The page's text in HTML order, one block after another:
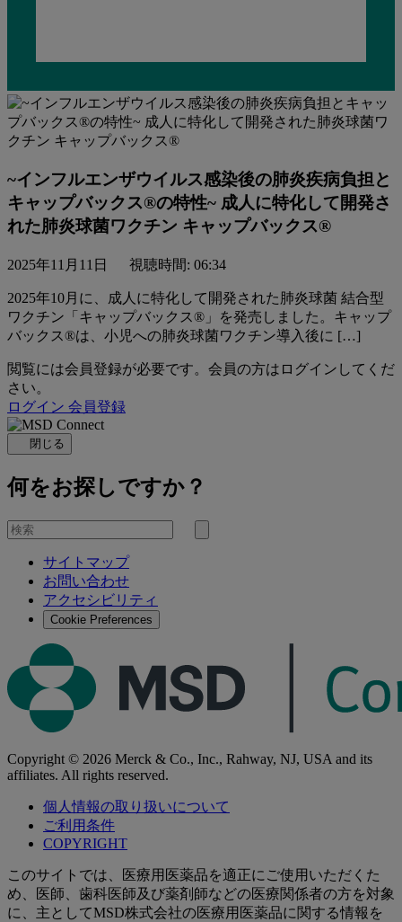
~インフルエンザウイルス感染後の肺炎疾病負担と
キャップバックス®の特性~ 成人に特化して開発さ
れた肺炎球菌ワクチン キャップバックス®
2025年11月11日 視聴時間: 06:34
2025年10月に、成人に特化して開発された肺炎球菌 結合型
ワクチン「キャップバックス®」を発売しました。キャップ
バックス®は、小児への肺炎球菌ワクチン導入後に […]
閲覧には会員登録が必要です。会員の方はログインしてくだ
さい。
ログイン 会員登録
閉じる
何をお探しですか？
を
検
サイトマップ
お問い合わせ
アクセシビリティ
Cookie Preferences
Copyright © 2026 Merck & Co., Inc., Rahway, NJ, USA and its
affiliates. All rights reserved.
個人情報の取り扱いについて
ご利用条件
COPYRIGHT
このサイトでは、医療用医薬品を適正にご使用いただくた
め、医師、歯科医師及び薬剤師などの医療関係者の方を対象
に、主としてMSD株式会社の医療用医薬品に関する情報を